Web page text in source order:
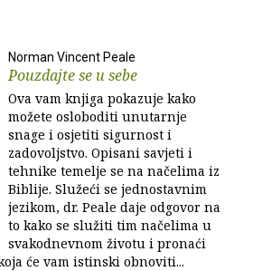
Norman Vincent Peale
Pouzdajte se u sebe
Ova vam knjiga pokazuje kako
možete osloboditi unutarnje
snage i osjetiti sigurnost i
zadovoljstvo. Opisani savjeti i
tehnike temelje se na načelima iz
Biblije. Služeći se jednostavnim
jezikom, dr. Peale daje odgovor na
to kako se služiti tim načelima u
svakodnevnom životu i pronaći
će vam istinski obnoviti...